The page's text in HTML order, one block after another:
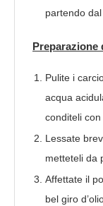
partendo
Preparazione
Pulite i
acqua
conditeli
Lessate
metteteli da
Affettate il
bel giro